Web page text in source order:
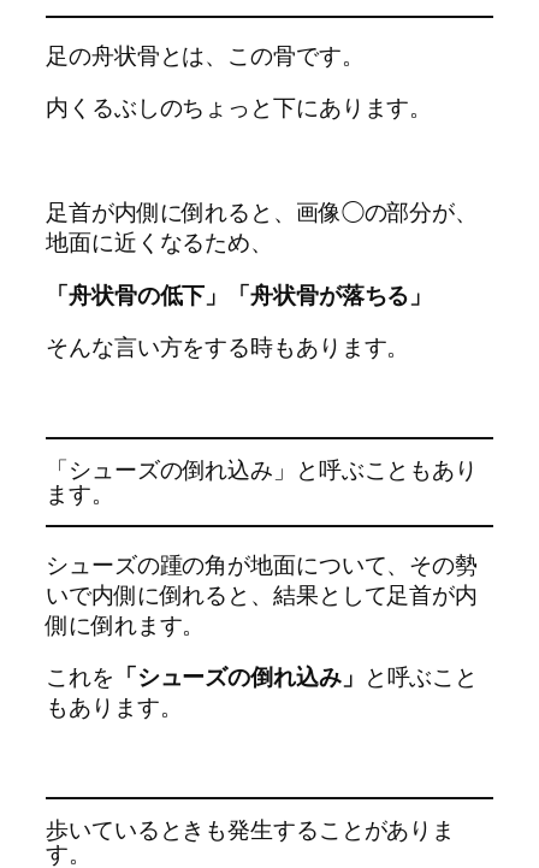
足の舟状骨とは、この骨です。
内くるぶしのちょっと下にあります。
足首が内側に倒れると、画像◯の部分が、
地面に近くなるため、
「舟状骨の低下」「舟状骨が落ちる」
そんな言い方をする時もあります。
「シューズの倒れ込み」と呼ぶこともあり
ます。
シューズの踵の角が地面について、その勢
いで内側に倒れると、結果として足首が内
側に倒れます。
これを 「シューズの倒れ込み」
と呼ぶこと
もあります。
歩いているときも発生することがありま
す。